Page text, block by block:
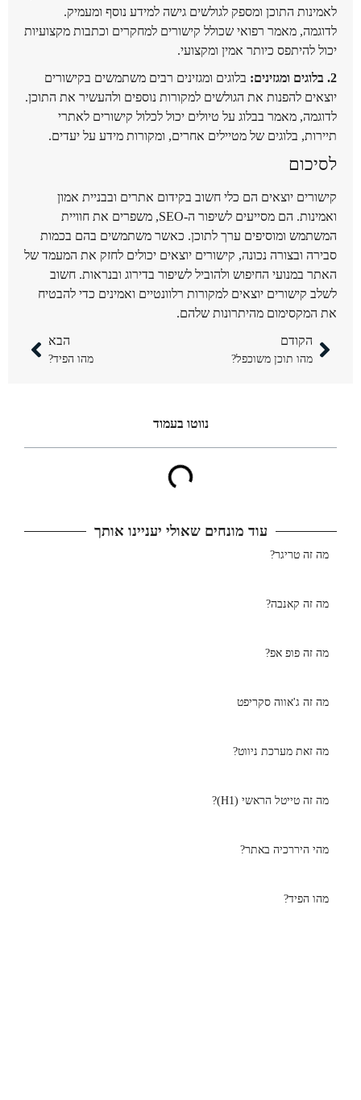
לאמינות התוכן ומספק לגולשים גישה למידע נוסף ומעמיק.
לדוגמה, מאמר רפואי שכולל קישורים למחקרים וכתבות מקצועיות
יכול להיתפס כיותר אמין ומקצועי.
2. בלוגים ומגזינים:
בלוגים ומגזינים רבים משתמשים בקישורים
יוצאים להפנות את הגולשים למקורות נוספים ולהעשיר את התוכן.
לדוגמה, מאמר בבלוג על טיולים יכול לכלול קישורים לאתרי
תיירות, בלוגים של מטיילים אחרים, ומקורות מידע על יעדים.
לסיכום
קישורים יוצאים הם כלי חשוב בקידום אתרים ובבניית אמון
ואמינות. הם מסייעים לשיפור ה-SEO, משפרים את חוויית
המשתמש ומוסיפים ערך לתוכן. כאשר משתמשים בהם בכמות
סבירה ובצורה נכונה, קישורים יוצאים יכולים לחזק את המעמד של
האתר במנועי החיפוש ולהוביל לשיפור בדירוג ובנראות. חשוב
לשלב קישורים יוצאים למקורות רלוונטיים ואמינים כדי להבטיח
את המקסימום מהיתרונות שלהם.
הקודם
מהו תוכן משוכפל?
הבא
מהו הפיד?
נווטו בעמוד​
עוד מונחים שאולי יעניינו אותך
מה זה טריגר?
מה זה קאנבה?
מה זה פופ אפ?
מה זה ג'אווה סקריפט
מה זאת מערכת ניווט?
מה זה טייטל הראשי (H1)?
מהי היררכיה באתר?
מהו הפיד?